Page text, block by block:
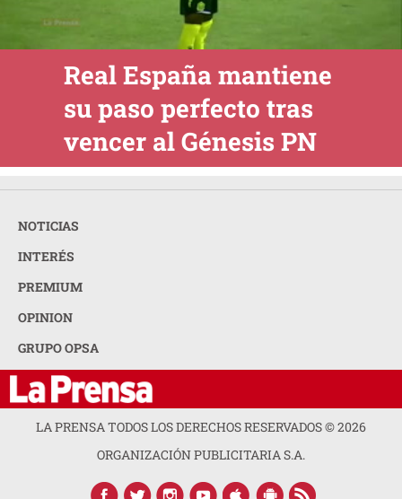
Real España mantiene
su paso perfecto tras
vencer al Génesis PN
NOTICIAS
INTERÉS
PREMIUM
OPINION
GRUPO OPSA
LA PRENSA TODOS LOS DERECHOS RESERVADOS ©2026
ORGANIZACIÓN PUBLICITARIA S.A.